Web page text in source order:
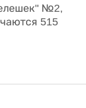
№2,
515